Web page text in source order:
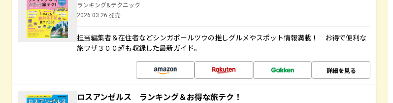
ランキング&テクニック
2026.03.26 発売
担当編集者＆在住者などシンガポールツウの推しグルメやスポット情報満載！ お得で便利な
旅ワザ３００超も収録した最新ガイド。
詳細を見る
ロスアンゼルス ランキング＆お得な旅テク！